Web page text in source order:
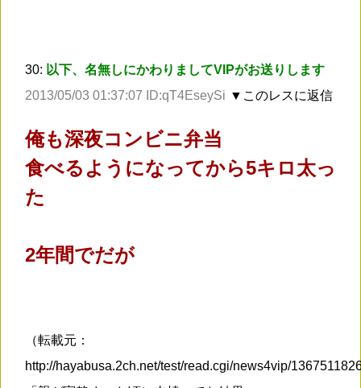
30: 以下、名無しにかわりましてVIPがお送りします
2013/05/03 01:37:07 ID:qT4EseySi ▼このレスに返信
俺も深夜コンビニ弁当
食べるようになってから5キロ太っ
た
2年間でだが
（転載元：
http://hayabusa.2ch.net/test/read.cgi/news4vip/